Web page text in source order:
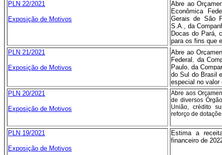
PLN 22/2021
Exposição de Motivos
Abre ao
Econômica
Gerais de São
S.A., da
Docas do Pará,
para os fins que
PLN 21/2021
Exposição de Motivos
Abre ao
Federal, da
Paulo, da
do Sul do Brasil
especial no valor
PLN 20/2021
Exposição de Motivos
Abre aos
de diversos
União, crédito
reforço de
PLN 19/2021
Exposição de Motivos
Estima a
financeiro de